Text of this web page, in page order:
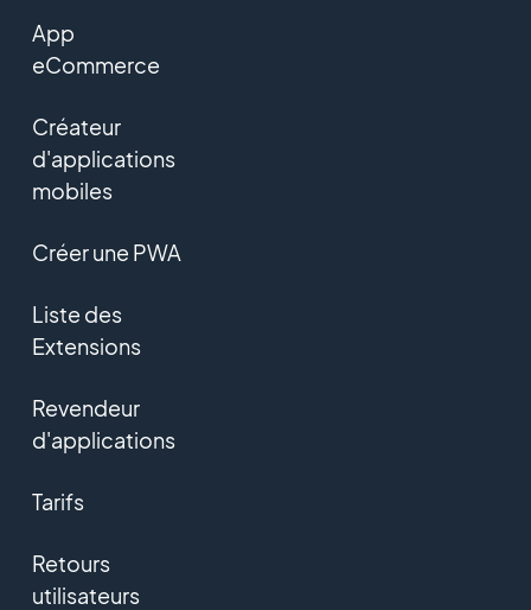
App
eCommerce
Créateur
d'applications
mobiles
Créer une PWA
Liste des
Extensions
Revendeur
d'applications
Tarifs
Retours
utilisateurs